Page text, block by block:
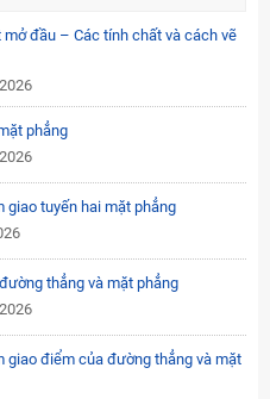
mở đầu – Các tính chất và cách vẽ
phẳng
giao tuyến hai mặt phẳng
thẳng và mặt phẳng
giao điểm của đường thẳng và mặt